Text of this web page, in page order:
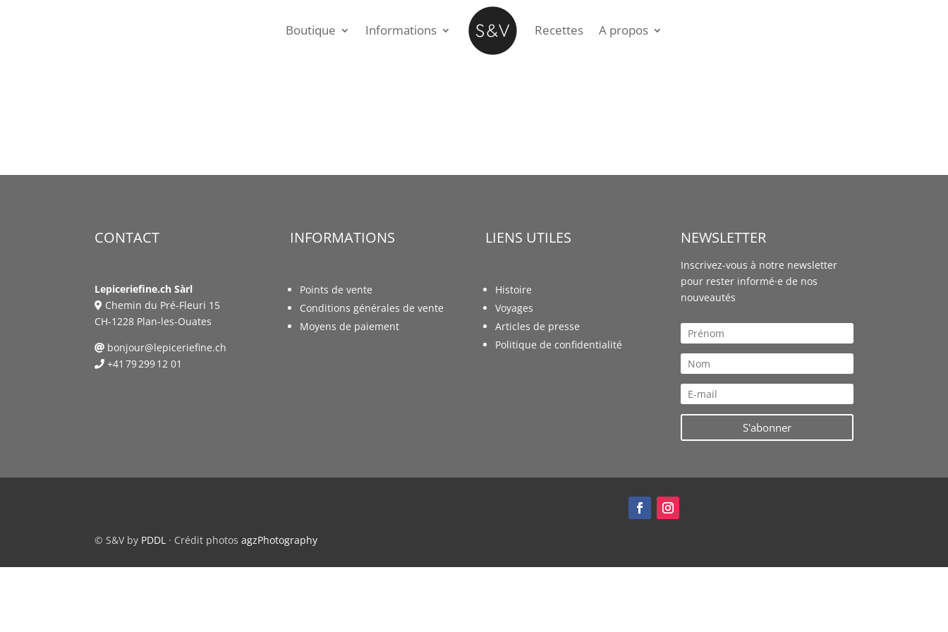
Boutique Informations Recettes A propos
CONTACT
Lepiceriefine.ch Sàrl
Chemin du Pré-Fleuri 15
CH-1228 Plan-les-Ouates
bonjour@lepiceriefine.ch
+41 79 299 12 01
INFORMATIONS
Points de vente
Conditions générales de vente
Moyens de paiement
LIENS UTILES
Histoire
Voyages
Articles de presse
Politique de confidentialité
NEWSLETTER
Inscrivez-vous à notre newsletter
pour rester informé·e de nos
nouveautés
S'abonner
© S&V by PDDL · Crédit photosagzPhotography